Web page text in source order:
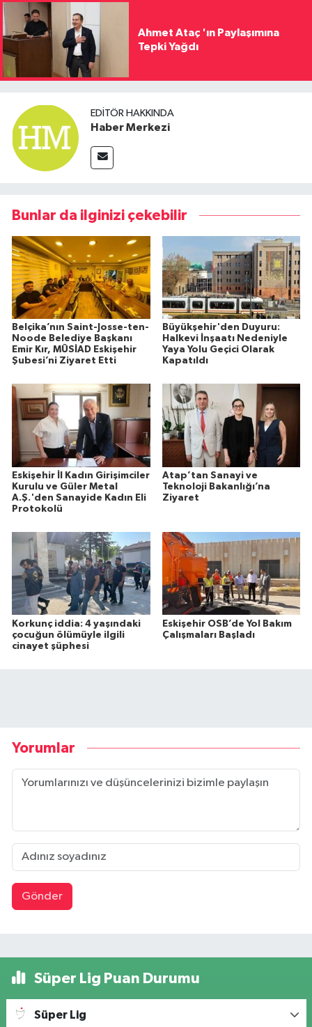
Ahmet Ataç 'ın Paylaşımına
Tepki Yağdı
EDITÖR HAKKINDA
Haber Merkezi
Bunlar da ilginizi çekebilir
Belçika’nın Saint-Josse-ten-
Noode Belediye Başkanı
Emir Kır, MÜSİAD Eskişehir
Şubesi’ni Ziyaret Etti
Büyükşehir'den Duyuru:
Halkevi İnşaatı Nedeniyle
Yaya Yolu Geçici Olarak
Kapatıldı
Eskişehir İl Kadın Girişimciler
Kurulu ve Güler Metal
A.Ş.'den Sanayide Kadın Eli
Protokolü
Atap’tan Sanayi ve
Teknoloji Bakanlığı’na
Ziyaret
Korkunç iddia: 4 yaşındaki
çocuğun ölümüyle ilgili
cinayet şüphesi
Eskişehir OSB’de Yol Bakım
Çalışmaları Başladı
Yorumlar
Gönder
Süper Lig Puan Durumu
Süper Lig